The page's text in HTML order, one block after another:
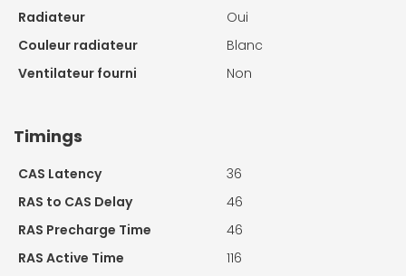
Radiateur
Oui
Couleur radiateur
Blanc
Ventilateur fourni
Non
Timings
CAS Latency
36
RAS to CAS Delay
46
RAS Precharge Time
46
RAS Active Time
116